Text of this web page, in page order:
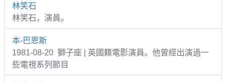
林笑石
林笑石，演員。
本-巴恩斯
1981-08-20 獅子座 | 英國籍電影演員。他曾經出演過一
些電視系列節目